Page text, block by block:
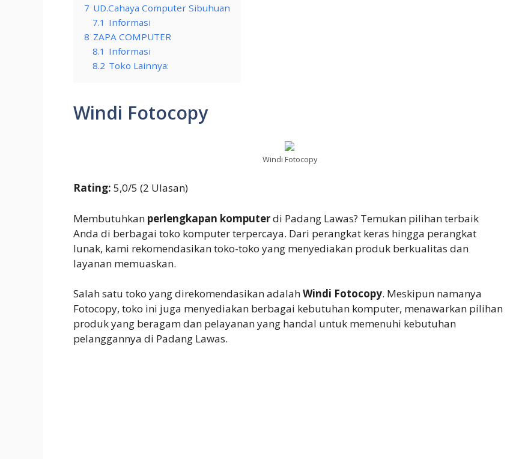
7 UD.Cahaya Computer Sibuhuan
7.1 Informasi
8 ZAPA COMPUTER
8.1 Informasi
8.2 Toko Lainnya:
Windi Fotocopy
Windi Fotocopy
Rating: 5,0/5 (2 Ulasan)
Membutuhkan perlengkapan komputerdi Padang Lawas? Temukan pilihan terbaik
Anda di berbagai toko komputer terpercaya. Dari perangkat keras hingga perangkat
lunak, kami rekomendasikan toko-toko yang menyediakan produk berkualitas dan
layanan memuaskan.
Salah satu toko yang direkomendasikan adalahWindi Fotocopy. Meskipun namanya
Fotocopy, toko ini juga menyediakan berbagai kebutuhan komputer, menawarkan pilihan
produk yang beragam dan pelayanan yang handal untuk memenuhi kebutuhan
pelanggannya di Padang Lawas.